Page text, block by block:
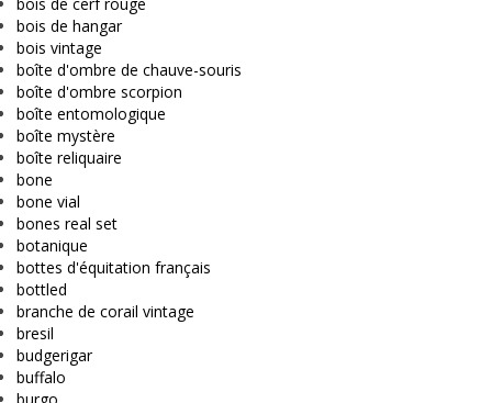
bois de hangar
bois vintage
boîte d'ombre de chauve-souris
boîte d'ombre scorpion
boîte entomologique
boîte mystère
boîte reliquaire
bone
bone vial
bones real set
botanique
bottes d'équitation français
bottled
branche de corail vintage
bresil
budgerigar
buffalo
burgo